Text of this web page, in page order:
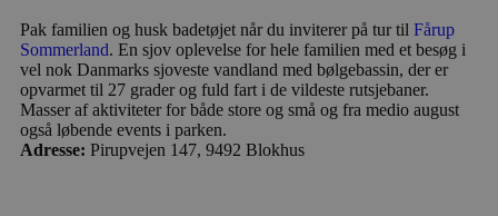
Pak familien og husk badetøjet når du inviterer på tur til Fårup
Sommerland. En sjov oplevelse for hele familien med et besøg i
vel nok Danmarks sjoveste vandland med bølgebassin, der er
opvarmet til 27 grader og fuld fart i de vildeste rutsjebaner.
Masser af aktiviteter for både store og små og fra medio august
også løbende events i parken.
Adresse: Pirupvejen 147, 9492 Blokhus